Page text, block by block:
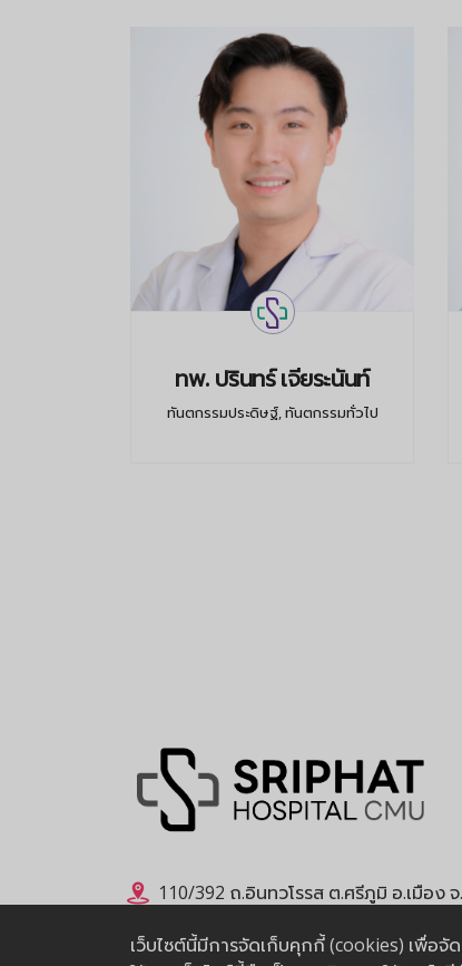
ทพ. ปรินทร์ เจียระนันท์
ทันตกรรมประดิษฐ์, ทันตกรรมทั่วไป
110/392 ถ.อินทวโรรส ต.ศรีภูมิ อ.เมือง
053-936900, 053-936901, 065-
เว็บไซต์นี้มีการจัดเก็บคุกกี้ (cookies) เพื่อจั